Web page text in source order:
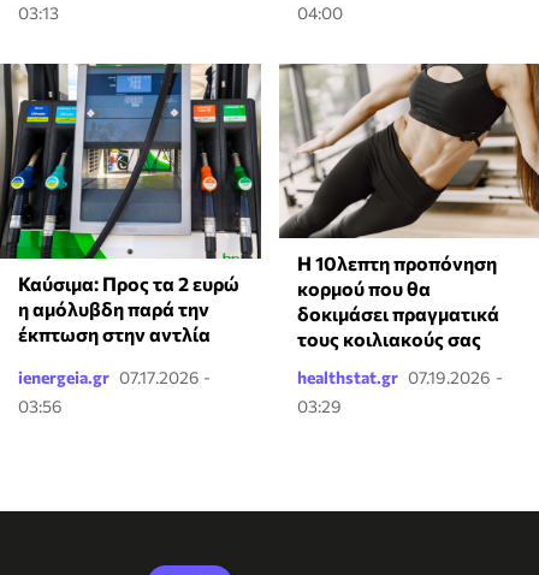
03:13
04:00
Καύσιμα: Προς τα 2 ευρώ
η αμόλυβδη παρά την
έκπτωση στην αντλία
ienergeia.gr 07.17.2026 -
03:56
Η 10λεπτη προπόνηση
κορμού που θα
δοκιμάσει πραγματικά
τους κοιλιακούς σας
healthstat.gr 07.19.2026 -
03:29